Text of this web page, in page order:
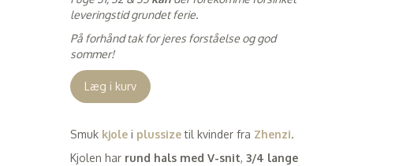
leveringstid grundet ferie.
På forhånd tak for jeres forståelse og god
sommer!
Læg i kurv
Smuk kjole i plussize til kvinder fra Zhenzi.
Kjolen har rund hals med V-snit,3/4 lange